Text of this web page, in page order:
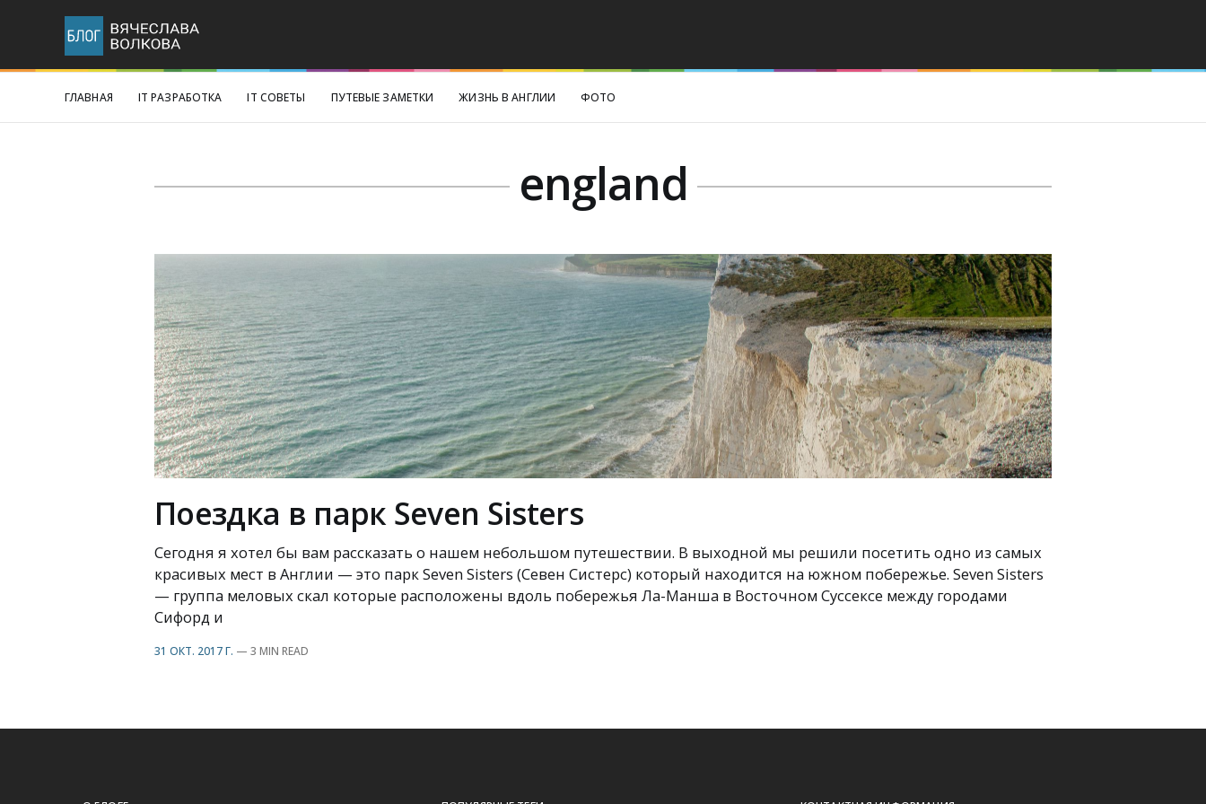
ГЛАВНАЯ IT РАЗРАБОТКА IT СОВЕТЫ ПУТЕВЫЕ ЗАМЕТКИ ЖИЗНЬ В АНГЛИИ ФОТО
england
Поездка в парк Seven Sisters
Сегодня я хотел бы вам рассказать о нашем небольшом путешествии. В выходной мы решили посетить одно из самых
красивых мест в Англии — это парк Seven Sisters (Севен Систерс) который находится на южном побережье. Seven Sisters
— группа меловых скал которые расположены вдоль побережья Ла-Манша в Восточном Суссексе между городами
Сифорд и
31 ОКТ. 2017 Г. — 3 MIN READ